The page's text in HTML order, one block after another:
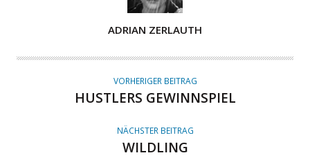
T
ADRIAN ZERLAUTH
VORHERIGER BEITRAG
HUSTLERS GEWINNSPIEL
NÄCHSTER BEITRAG
WILDLING